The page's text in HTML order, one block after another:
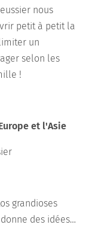
nous
petit à petit la
un
selon les
!
et l'Asie
grandioses
des idées…